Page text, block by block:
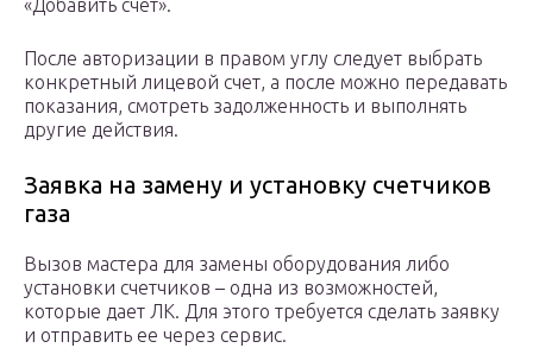
«Добавить счет».
После авторизации в правом углу следует выбрать
конкретный лицевой счет, а после можно передавать
показания, смотреть задолженность и выполнять
другие действия.
Заявка на замену и установку счетчиков
газа
Вызов мастера для замены оборудования либо
установки счетчиков – одна из возможностей,
которые дает ЛК. Для этого требуется сделать заявку
и отправить ее через сервис.